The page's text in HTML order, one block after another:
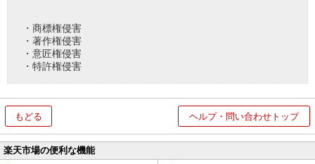
・商標権侵害
・著作権侵害
・意匠権侵害
・特許権侵害
もどる ヘルプ・問い合わせトップ
楽天市場の便利な機能